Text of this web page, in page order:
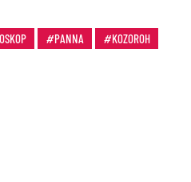
PANNA
KOZOROH